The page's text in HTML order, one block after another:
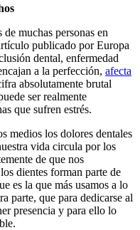
muchas personas en
publicado por Europa
dental, enfermedad
a la perfección, afecta
absolutamente brutal
ser realmente
que sufren estrés.
medios los dolores dentales
vida circula por los
de que nos
dientes forman parte de
es la que más usamos a lo
parte, que para dedicarse al
presencia y para ello lo